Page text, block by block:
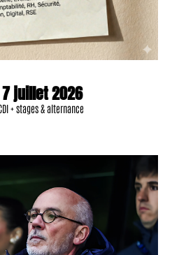
juillet 2026
+ stages & alternance